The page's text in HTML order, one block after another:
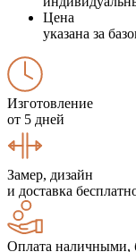
Цена
указана за
Изготовление
от 5 дней
Замер, дизайн
и доставка
Оплата наличными,